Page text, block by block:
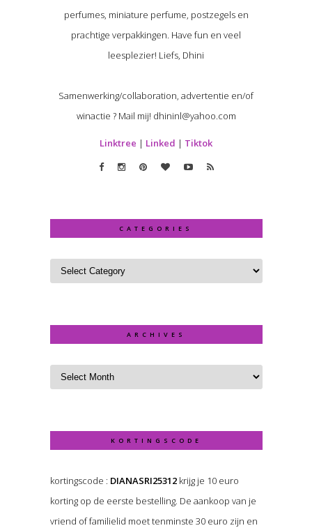
perfumes, miniature perfume, postzegels en
prachtige verpakkingen. Have fun en veel
leesplezier! Liefs, Dhini
Samenwerking/collaboration, advertentie en/of
winactie ? Mail mij! dhininl@yahoo.com
Linktree | Linked | Tiktok
CATEGORIES
ARCHIVES
KORTINGSCODE
kortingscode : DIANASRI25312krijg je 10 euro
korting op de eerste bestelling. De aankoop van je
vriend of familielid moet tenminste 30 euro zijn en